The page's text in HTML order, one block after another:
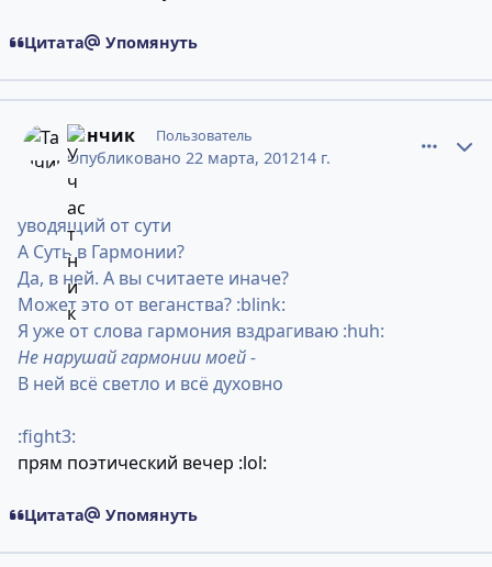
Цитата Упомянуть
Танчик Пользователь
Опубликовано 22 марта, 201214 г.
уводящий от сути
А Суть в Гармонии?
Да, в ней. А вы считаете иначе?
Может это от веганства? :blink:
Я уже от слова гармония вздрагиваю :huh:
Не нарушай гармонии моей -
В ней всё светло и всё духовно
:fight3:
прям поэтический вечер :lol:
Цитата Упомянуть